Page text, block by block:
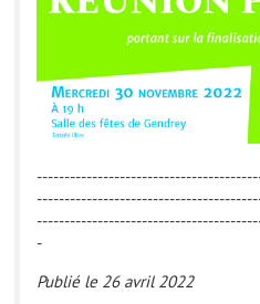
-
Publié le 26 avril 2022